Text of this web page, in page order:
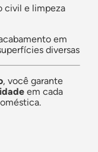
civil e limpeza
em
diversas
, você garante
em cada